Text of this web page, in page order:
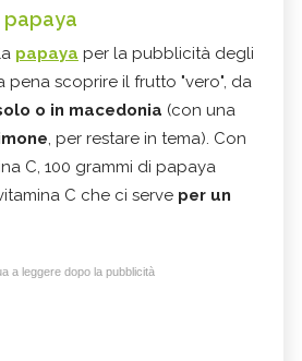
papaya
papaya per la pubblicità degli
pena scoprire il frutto "vero", da
o in macedonia (con una
, per restare in tema). Con
C, 100 grammi di papaya
C che ci serve per un
a leggere dopo la pubblicità